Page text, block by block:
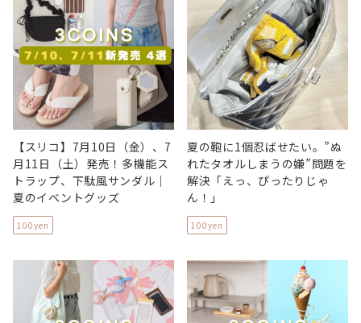
【スリコ】7月10日（金）、7
月11日（土）発売！多機能ス
トラップ、下駄風サンダル｜
夏のイベントグッズ
100yen
夏の鞄に1個忍ばせたい。”ぬ
れたタオルしまうの嫌”問題を
解決「えっ、ぴったりじゃ
ん！」
100yen